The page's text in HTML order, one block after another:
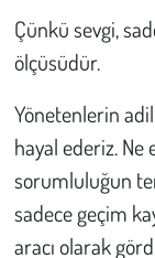
Çünkü sevgi,
ölçüsüdür.
Yönetenlerin
hayal ederiz.
sorumluluğun
sadece geçim
aracı olarak